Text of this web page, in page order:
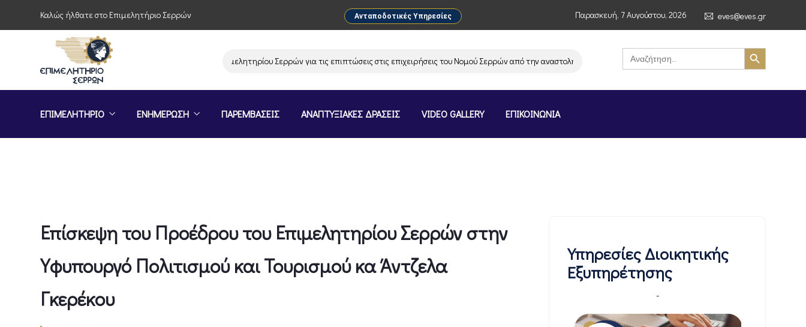
Καλώς ήλθατε στο Επιμελητήριο Σερρών Ανταποδοτικές Υπηρεσίες Παρασκευή, 7 Αυγούστου, 2026 eves@eves.gr
Παρέμβαση του Επιμελητηρίου Σερρών για τις επιπτώσεις στις επιχειρήσεις του Νομού Σερρών από την αναστολή λειτουργίας της αλυσίδας σούπερ μάρκετ MERE στην Ελλάδα –
Search
for:
Search Button
ΕΠΙΜΕΛΗΤΗΡΙΟ ΕΝΗΜΕΡΩΣΗ ΠΑΡΕΜΒΑΣΕΙΣ ΑΝΑΠΤΥΞΙΑΚΕΣ ΔΡΑΣΕΙΣ VIDEO GALLERY ΕΠΙΚΟΙΝΩΝΙΑ
Επίσκεψη του Προέδρου του Επιμελητηρίου Σερρών στην
Υφυπουργό Πολιτισμού και Τουρισμού κα Άντζελα
Γκερέκου
Υπηρεσίες Διοικητικής
Εξυπηρέτησης
-